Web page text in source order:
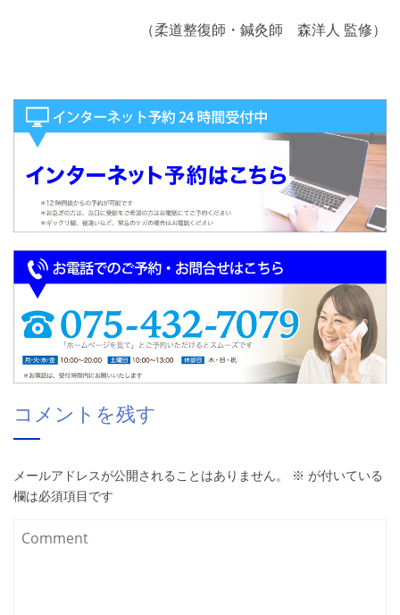
（柔道整復師・鍼灸師 森洋人 監修）
コメントを残す
メールアドレスが公開されることはありません。 ※ が付いている
欄は必須項目です